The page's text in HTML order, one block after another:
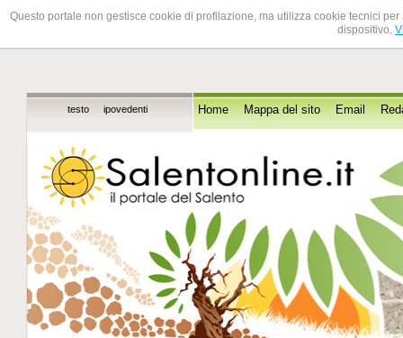
Questo portale non gestisce cookie di profilazione, ma utilizza cookie tecnici
dispositivo.
testo ipovedenti Home Mappa del sito Email